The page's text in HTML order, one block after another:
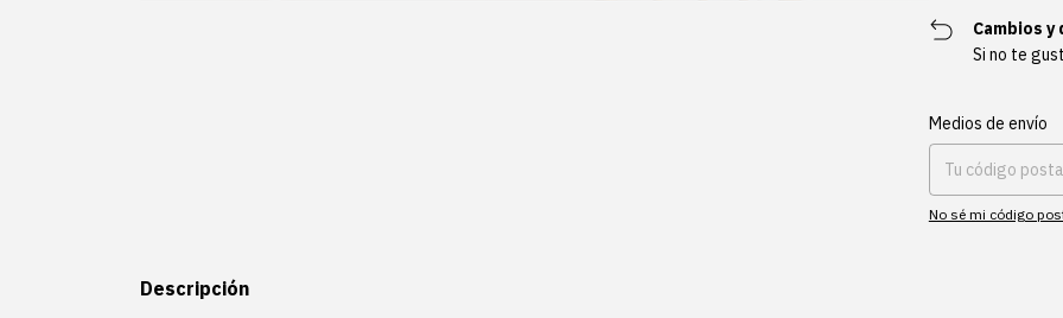
Cambios
Si no te
Entregas para el CP:
Medios de envío
No sé mi código
Descripción